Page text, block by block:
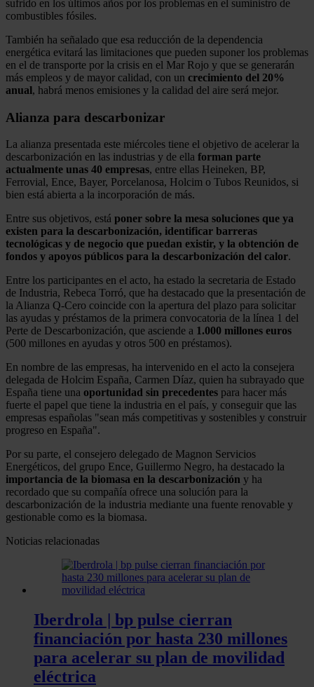
sufrido en los últimos años por los problemas en el suministro de
combustibles fósiles.
También ha señalado que esa reducción de la dependencia
energética evitará las limitaciones que pueden suponer los problemas
en el de transporte por la crisis en el Mar Rojo y que se generarán
más empleos y de mayor calidad, con un crecimiento del 20%
anual, habrá menos emisiones y la calidad del aire será mejor.
Alianza para descarbonizar
La alianza presentada este miércoles tiene el objetivo de acelerar la
descarbonización en las industrias y de ella forman parte
actualmente unas 40 empresas, entre ellas Heineken, BP,
Ferrovial, Ence, Bayer, Porcelanosa, Holcim o Tubos Reunidos, si
bien está abierta a la incorporación de más.
Entre sus objetivos, está poner sobre la mesa soluciones que ya
existen para la descarbonización, identificar barreras
tecnológicas y de negocio que puedan existir, y la obtención de
fondos y apoyos públicos para la descarbonización del calor.
Entre los participantes en el acto, ha estado la secretaria de Estado
de Industria, Rebeca Torró, que ha destacado que la presentación de
la Alianza Q-Cero coincide con la apertura del plazo para solicitar
las ayudas y préstamos de la primera convocatoria de la línea 1 del
Perte de Descarbonización, que asciende a 1.000 millones euros
(500 millones en ayudas y otros 500 en préstamos).
En nombre de las empresas, ha intervenido en el acto la consejera
delegada de Holcim España, Carmen Díaz, quien ha subrayado que
España tiene una oportunidad sin precedentes para hacer más
fuerte el papel que tiene la industria en el país, y conseguir que las
empresas españolas "sean más competitivas y sostenibles y construir
progreso en España".
Por su parte, el consejero delegado de Magnon Servicios
Energéticos, del grupo Ence, Guillermo Negro, ha destacado la
importancia de la biomasa en la descarbonización y ha
recordado que su compañía ofrece una solución para la
descarbonización de la industria mediante una fuente renovable y
gestionable como es la biomasa.
Noticias relacionadas
Iberdrola | bp pulse cierran
financiación por hasta 230 millones
para acelerar su plan de movilidad
eléctrica